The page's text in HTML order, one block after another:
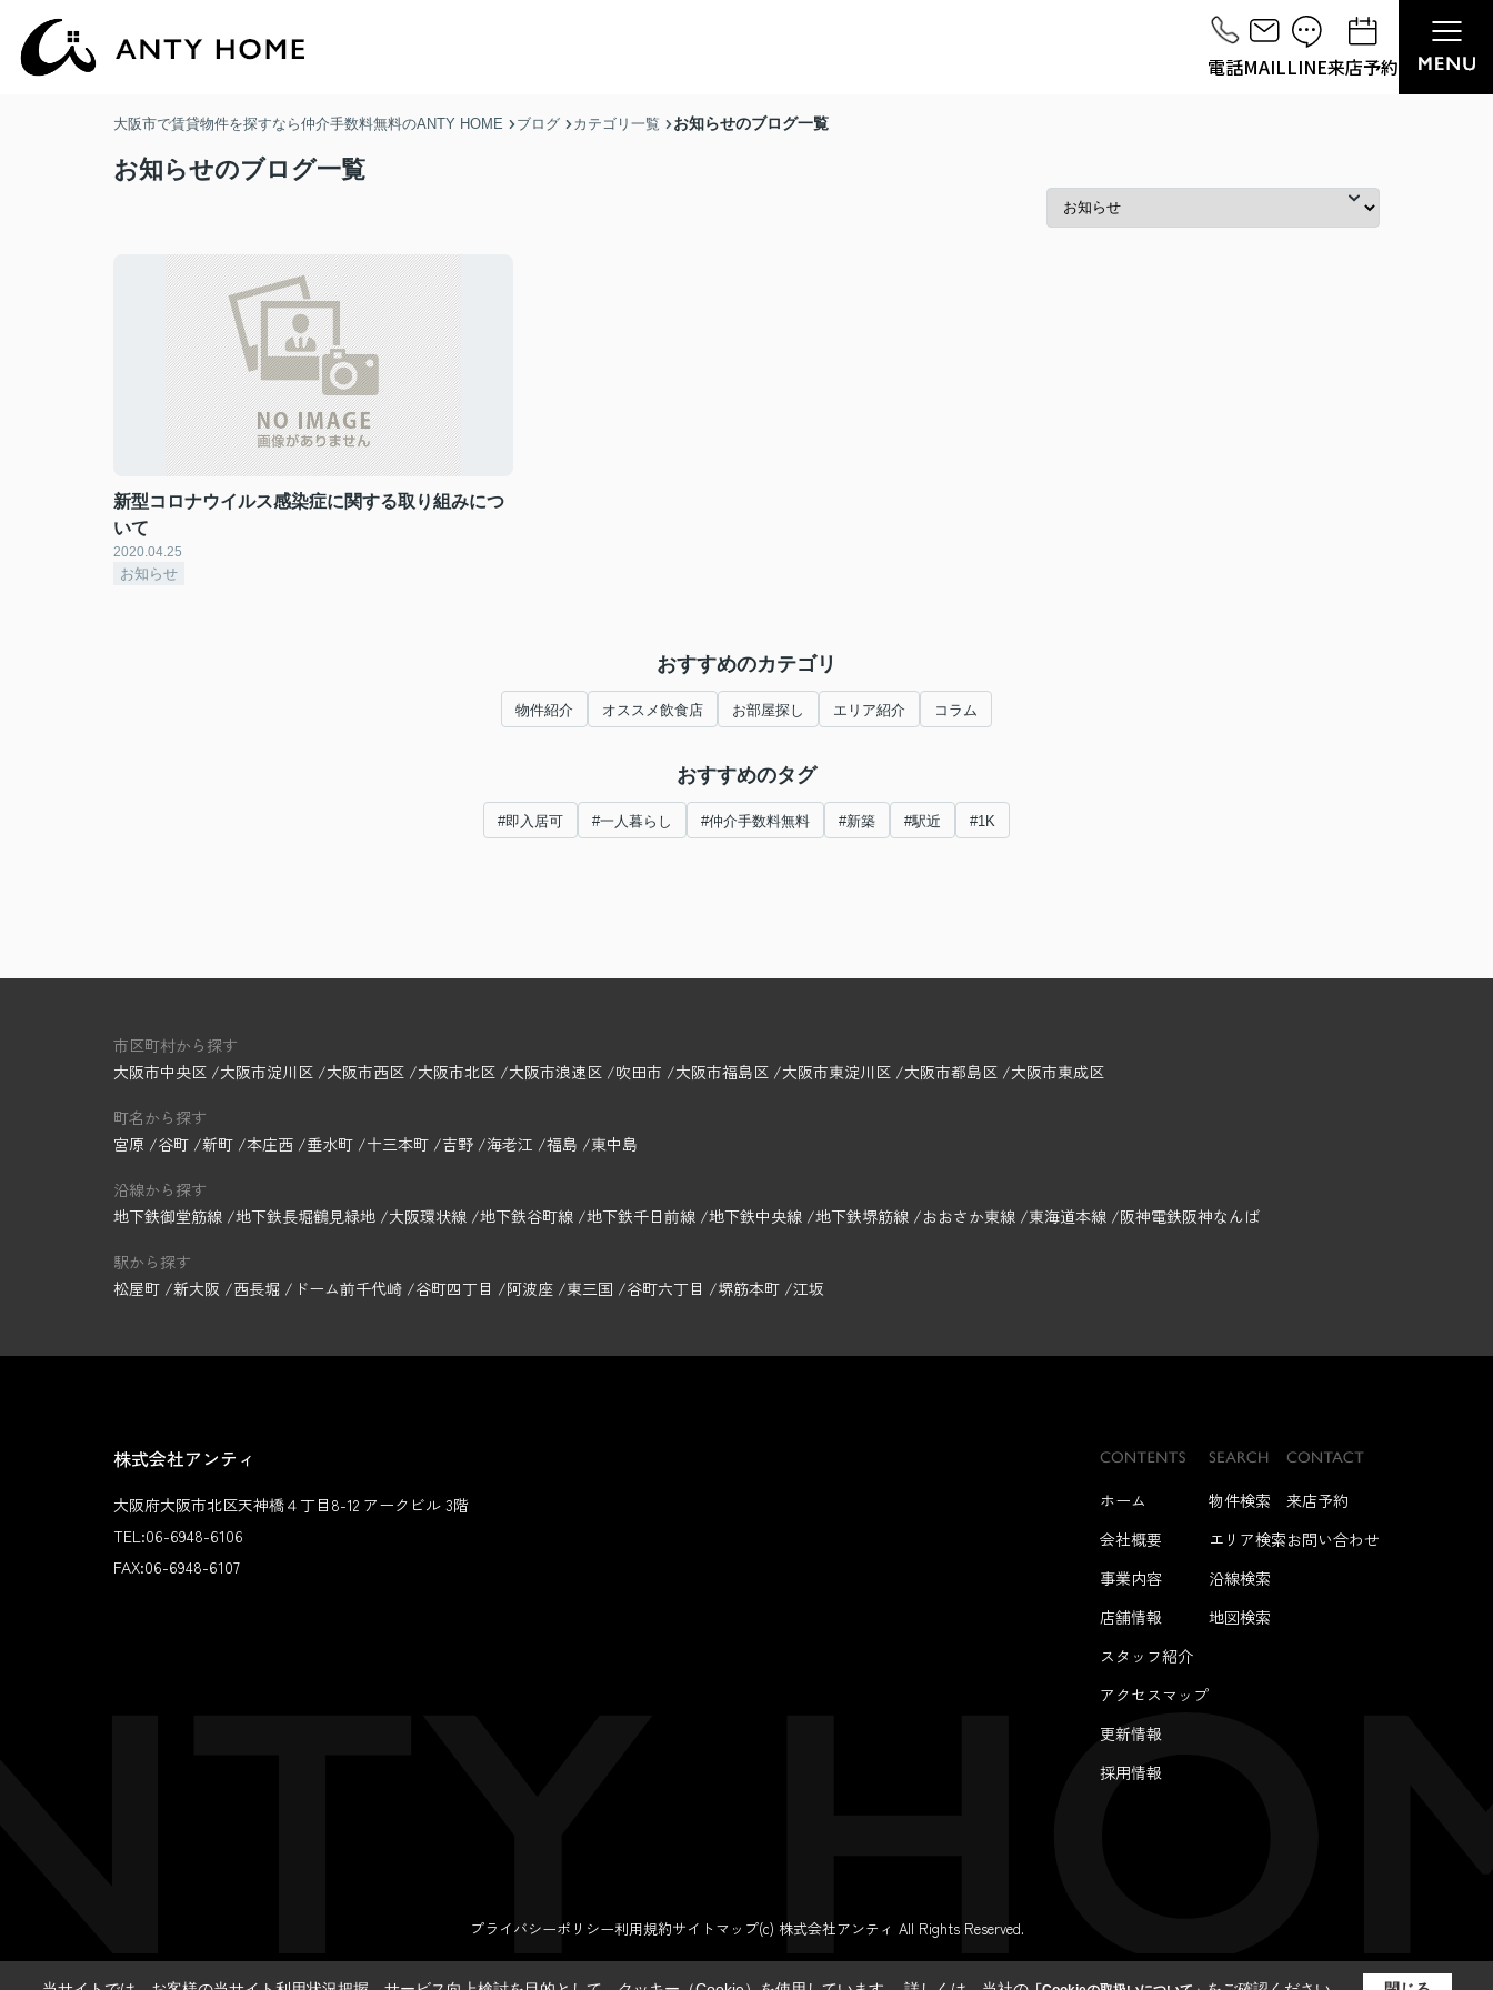
電話MAILLINE来店予約
大阪市で賃貸物件を探すなら仲介手数料無料のANTY HOME ブログ カテゴリ一覧 お知らせのブログ一覧
お知らせのブログ一覧
新型コロナウイルス感染症に関する取り組みにつ
いて
2020.04.25
お知らせ
おすすめのカテゴリ
物件紹介 オススメ飲食店 お部屋探し エリア紹介 コラム
おすすめのタグ
#即入居可 #一人暮らし #仲介手数料無料 #新築 #駅近 #1K
市区町村から探す
大阪市中央区
大阪市淀川区 大阪市西区 大阪市北区 大阪市浪速区 吹田市 大阪市福島区 大阪市東淀川区 大阪市都島区 大阪市東成区
町名から探す
宮原
谷町 新町 本庄西 垂水町 十三本町 吉野 海老江 福島 東中島
沿線から探す
地下鉄御堂筋線 地下鉄長堀鶴見緑地 大阪環状線 地下鉄谷町線 地下鉄千日前線 地下鉄中央線 地下鉄堺筋線 おおさか東線 東海道本線 阪神電鉄阪神なんば
駅から探す
松屋町 新大阪 西長堀 ドーム前千代崎 谷町四丁目 阿波座 東三国 谷町六丁目 堺筋本町 江坂
株式会社アンティ
大阪府大阪市北区天神橋４丁目8-12 アークビル 3階
TEL:06-6948-6106
FAX:06-6948-6107
ホーム
会社概要
事業内容
店舗情報
スタッフ紹介
アクセスマップ
更新情報
採用情報
物件検索
エリア検索
沿線検索
地図検索
来店予約
お問い合わせ
プライバシーポリシー利用規約サイトマップ(c) 株式会社アンティ All Rights Reserved.